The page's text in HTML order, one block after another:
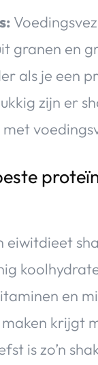
granen en
als je een
zijn er
eiwitdieet
en
krijgt
is zo’n